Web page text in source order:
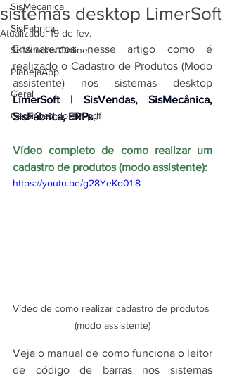
SisMecanica
SisFabrica
SisVendas Online
PlanejaApp
Geral
Gerar pedido em pdf
sistemas desktop LimerSoft
Atualizado:19 de fev.
Ensinaremos nesse artigo como é
realizado o Cadastro de Produtos (Modo
assistente) nos
LimerSoft | SisVendas, SisMecânica,
SisFábrica, ERPs,.
Vídeo completo de como realizar um
cadastro de produtos (modo assistente):
https://youtu.be/g28YeKo01i8
Vídeo de como realizar cadastro de produtos
(modo assistente)
Veja o manual de como funciona o leitor
de código de barras nos sistemas